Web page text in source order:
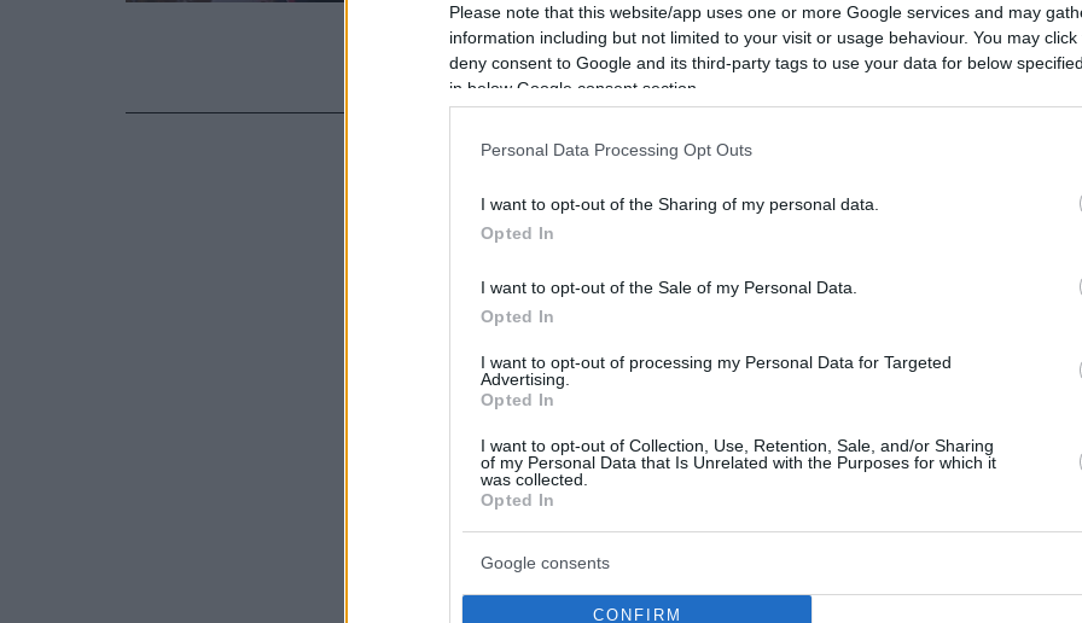
Please note that this website/app uses one or more Google services and may
information including but not limited to your visit or usage behaviour. You may
deny consent to Google and its third-party tags to use your data for below
in below Google consent section.
Personal Data Processing Opt Outs
I want to opt-out of the Sharing of my personal data.
Opted In
I want to opt-out of the Sale of my Personal Data.
Opted In
I want to opt-out of processing my Personal Data for Targeted
Advertising.
Opted In
I want to opt-out of Collection, Use, Retention, Sale, and/or Sharing
of my Personal Data that Is Unrelated with the Purposes for which it
was collected.
Opted In
Google consents
CONFIRM
Δύο ευρωβουλευτές αναλύουντα δεδομένα για τις αποφάσεις της
Συνόδου Κορυφής για την Τουρκία - Πώς διαμορφώνονται οι
ευρωπαϊκοί συσχετισμοί